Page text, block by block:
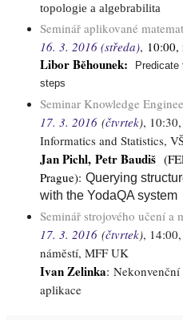
topologie a algebrabilita
Seminář aplikované
16. 3. 2016 (středa), 10:00,
Libor Běhounek:
Predicate
steps
Seminar Knowledge
17. 3. 2016(čtvrtek), 10:30,
Informatics and Statistics,
Jan Pichl, Petr Baudiš
Prague): Querying
with the YodaQA system
Seminář strojového učení a
17. 3. 2016(čtvrtek), 14:00,
náměstí, MFF UK
Ivan Zelinka:
aplikace